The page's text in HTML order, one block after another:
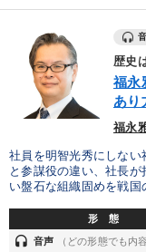
歴史
福永
あり
福永
社員を明智光秀にしな
と参謀役の違い、社長
い盤石な組織固めを戦国
形 態
headset 音声 （どの形態でも内